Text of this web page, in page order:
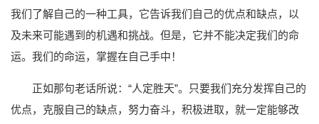
我们了解自己的一种工具，它告诉我们自己的优点和缺点，以
及未来可能遇到的机遇和挑战。但是，它并不能决定我们的命
运。我们的命运，掌握在自己手中！
正如那句老话所说：“人定胜天”。只要我们充分发挥自己的
优点，克服自己的缺点，努力奋斗，积极进取，就一定能够改